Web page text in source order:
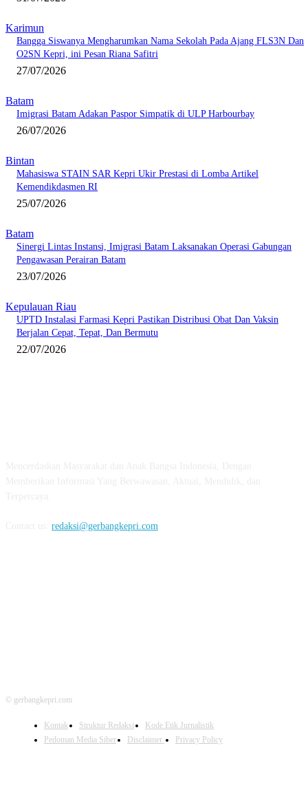
Karimun
Bangga Siswanya Mengharumkan Nama Sekolah Pada Ajang FLS3N Dan
O2SN Kepri, ini Pesan Riana Safitri
27/07/2026
Batam
Imigrasi Batam Adakan Paspor Simpatik di ULP Harbourbay
26/07/2026
Bintan
Mahasiswa STAIN SAR Kepri Ukir Prestasi di Lomba Artikel
Kemendikdasmen RI
25/07/2026
Batam
Sinergi Lintas Instansi, Imigrasi Batam Laksanakan Operasi Gabungan
Pengawasan Perairan Batam
23/07/2026
Kepulauan Riau
UPTD Instalasi Farmasi Kepri Pastikan Distribusi Obat Dan Vaksin
Berjalan Cepat, Tepat, Dan Bermutu
22/07/2026
redaksi@gerbangkepri.com
© gerbangkepri.com
Kontak Struktur Redaksi
Kode Etik Jurnalistik
Pedoman Media Siber
Disclaimer Privacy Policy